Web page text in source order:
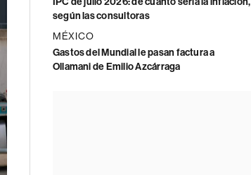
según las consultoras
MÉXICO
Gastos del Mundial le pasan factura a
Ollamani de Emilio Azcárraga